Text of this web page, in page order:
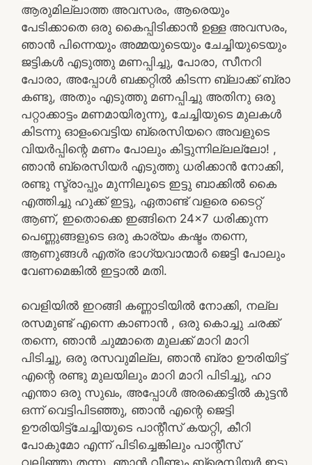
ആരുമില്ലാത്ത അവസരം, ആരെയും
പേടിക്കാതെ ഒരു കൈപ്പിടിക്കാൻ ഉള്ള അവസരം,
ഞാൻ പിന്നെയും അമ്മയുടെയും ചേച്ചിയുടെയും
ജട്ടികൾ എടുത്തു മണപ്പിച്ചു, പോരാ, സീനറി
പോരാ, അപ്പോൾ ബക്കറ്റിൽ കിടന്ന ബ്ലാക്ക് ബ്രാ
കണ്ടു, അതും എടുത്തു മണപ്പിച്ചു അതിനു ഒരു
പറ്റാക്കാട്ടം മണമായിരുന്നു, ചേച്ചിയുടെ മുലകൾ
കിടന്നു ഓളംവെട്ടിയ ബ്രെസിയറെ അവളുടെ
വിയർപ്പിന്റെ മണം പോലും കിട്ടുന്നില്ലല്ലോ! ,
ഞാൻ ബ്രെസിയർ എടുത്തു ധരിക്കാൻ നോക്കി,
രണ്ടു സ്ട്രാപ്പും മുന്നിലൂടെ ഇട്ടു ബാക്കിൽ കൈ
എത്തിച്ചു ഹുക്ക് ഇട്ടു, ഏതാണ്ട് വളരെ ടൈറ്റ്
ആണ്, ഇതൊക്കെ ഇങ്ങിനെ 24×7 ധരിക്കുന്ന
പെണ്ണുങ്ങളുടെ ഒരു കാര്യം കഷ്ടം തന്നെ,
ആണുങ്ങൾ എത്ര ഭാഗ്യവാന്മാർ ജെട്ടി പോലും
വേണമെങ്കിൽ ഇട്ടാൽ മതി.
വെളിയിൽ ഇറങ്ങി കണ്ണാടിയിൽ നോക്കി, നല്ല
രസമുണ്ട് എന്നെ കാണാൻ , ഒരു കൊച്ചു ചരക്ക്
തന്നെ, ഞാൻ ചുമ്മാതെ മുലക്ക് മാറി മാറി
പിടിച്ചു, ഒരു രസവുമില്ല, ഞാൻ ബ്രാ ഊരിയിട്ട്
എന്റെ രണ്ടു മുലയിലും മാറി മാറി പിടിച്ചു, ഹാ
എന്താ ഒരു സുഖം, അപ്പോൾ അരക്കെട്ടിൽ കുട്ടൻ
ഒന്ന് വെട്ടിപിടഞ്ഞു, ഞാൻ എന്റെ ജെട്ടി
ഊരിയിട്ട്ചേച്ചിയുടെ പാന്റീസ് കയറ്റി, കീറി
പോകുമോ എന്ന് പിടിച്ചെങ്കിലും പാന്റീസ്
വലിഞ്ഞു തന്നു, ഞാൻ വീണ്ടും ബ്രെസിയർ ഇട്ടു